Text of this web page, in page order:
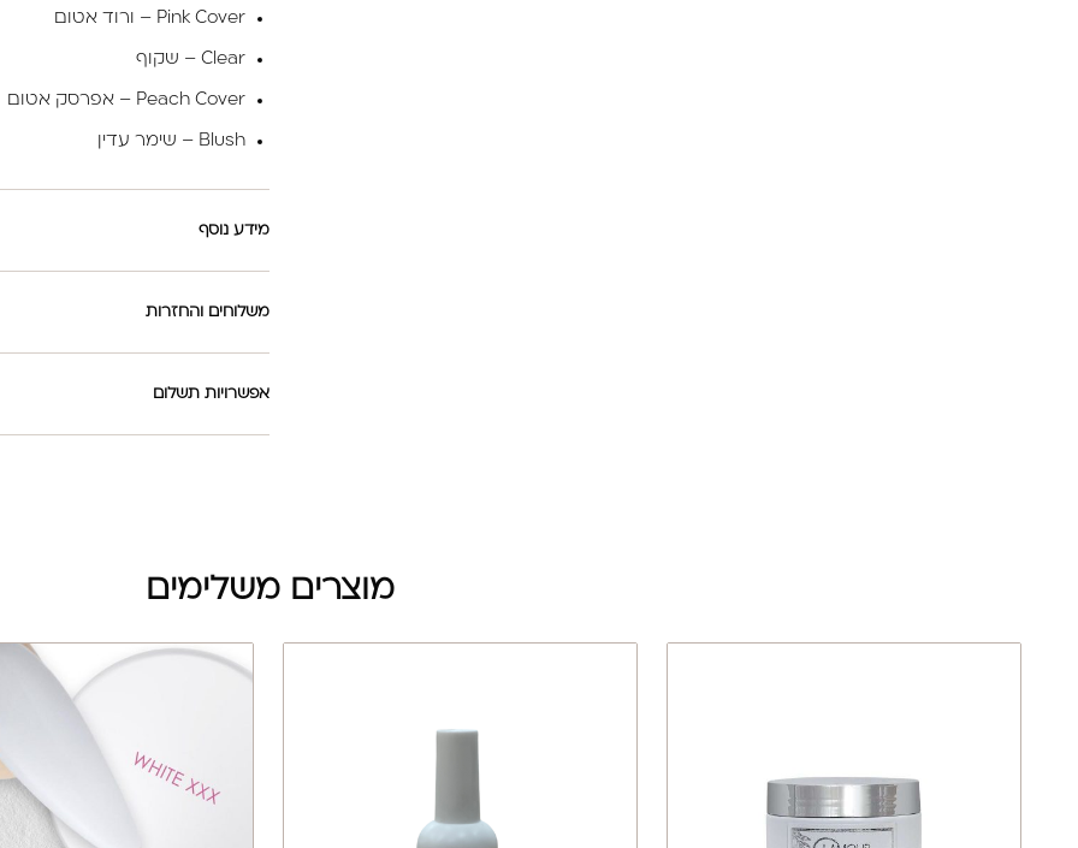
Pink Cover – ורוד אטום
Clear – שקוף
Peach Cover – אפרסק אטום
Blush – שימר עדין
מידע נוסף
משלוחים והחזרות
אפשרויות תשלום
מוצרים משלימים